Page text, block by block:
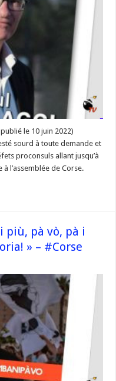
»
le 10 juin 2022)
sourd à toute demande et
proconsuls allant jusqu’à
l’assemblée de Corse.
più, pà vò, pà i
» – #Corse
»